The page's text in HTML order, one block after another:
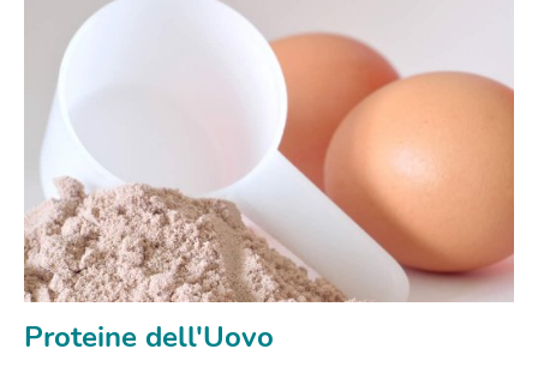
Proteine dell'Uovo